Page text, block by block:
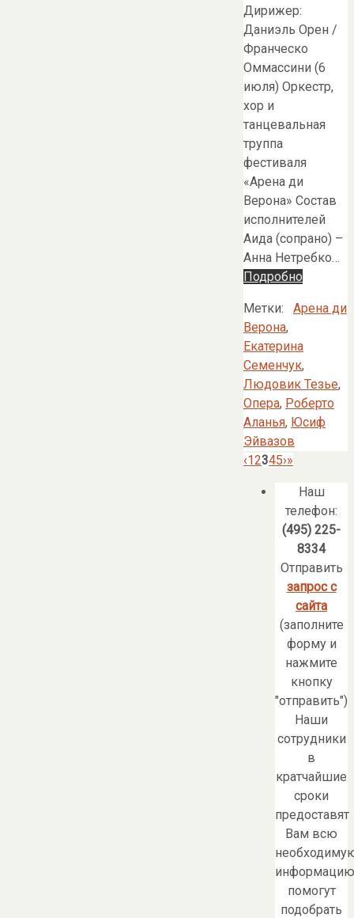
Дирижер:
Даниэль Орен /
Франческо
Оммассини (6
июля) Оркестр,
хор и
танцевальная
труппа
фестиваля
«Арена ди
Верона» Состав
исполнителей
Аида (сопрано) –
Анна Нетребко…
Подробно
Метки:
Арена ди
Верона,
Екатерина
Семенчук,
Людовик Тезье,
Опера, Роберто
Аланья, Юсиф
Эйвазов
‹12345›»
Наш
телефон:
(495) 225-
8334
Отправить
запрос с
сайта
(заполните
форму и
нажмите
кнопку
"отправить")
Наши
сотрудники
в
кратчайшие
сроки
предоставят
Вам всю
помогут
подобрать